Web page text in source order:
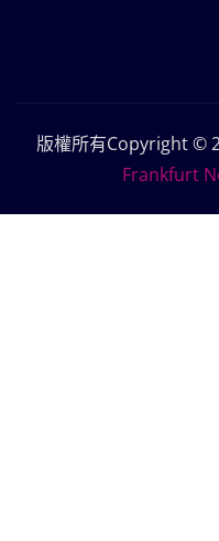
版權所有Copyright ©
Frankfurt